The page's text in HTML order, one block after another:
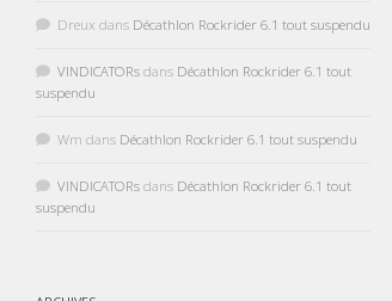
Dreux dans Décathlon Rockrider 6.1 tout suspendu
VINDICATORs dans Décathlon Rockrider 6.1 tout
suspendu
Wm dans Décathlon Rockrider 6.1 tout suspendu
VINDICATORs dans Décathlon Rockrider 6.1 tout
suspendu